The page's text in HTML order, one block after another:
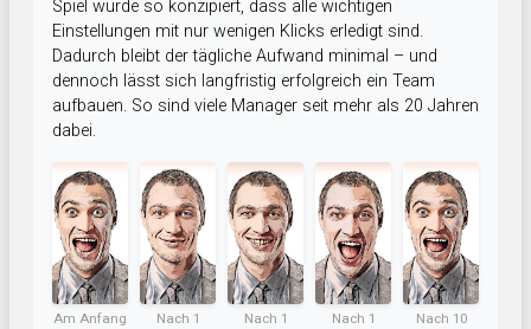
Spiel wurde so konzipiert, dass alle wichtigen
Einstellungen mit nur wenigen Klicks erledigt sind.
Dadurch bleibt der tägliche Aufwand minimal – und
dennoch lässt sich langfristig erfolgreich ein Team
aufbauen. So sind viele Manager seit mehr als 20 Jahren
dabei.
Am Anfang
Nach 1
Nach 1
Nach 1
Nach 10